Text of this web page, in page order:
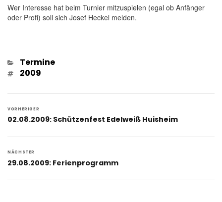
Wer Interesse hat beim Turnier mitzuspielen (egal ob Anfänger
oder Profi) soll sich Josef Heckel melden.
Kategorien
Termine
Schlagwörter
2009
Beitragsnavigation
VORHERIGER
Vorheriger
02.08.2009: Schützenfest Edelweiß Huisheim
NÄCHSTER
Nächster
29.08.2009: Ferienprogramm